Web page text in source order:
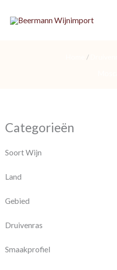
naar
/
Categorieën
Soort Wijn
Land
Gebied
Druivenras
Smaakprofiel